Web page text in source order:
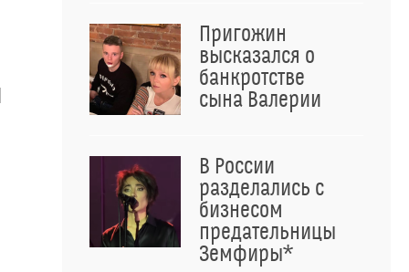
Пригожин
высказался о
банкротстве
сына Валерии
В России
разделались с
бизнесом
предательницы
Земфиры*